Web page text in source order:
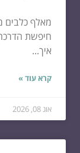
מאלף כלבים
חיפשת
איך...
קרא עוד »
אוג 08, 2026